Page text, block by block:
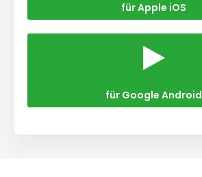
für Apple iOS
für Google Android